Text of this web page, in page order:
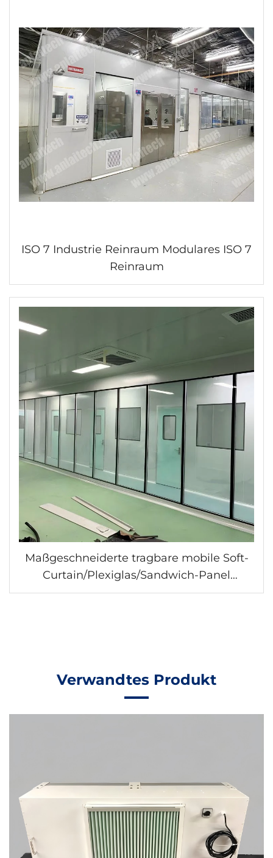
ISO 7 Industrie Reinraum Modulares ISO 7
Reinraum
Maßgeschneiderte tragbare mobile Soft-
Curtain/Plexiglas/Sandwich-Panel
Reinräume
Verwandtes Produkt